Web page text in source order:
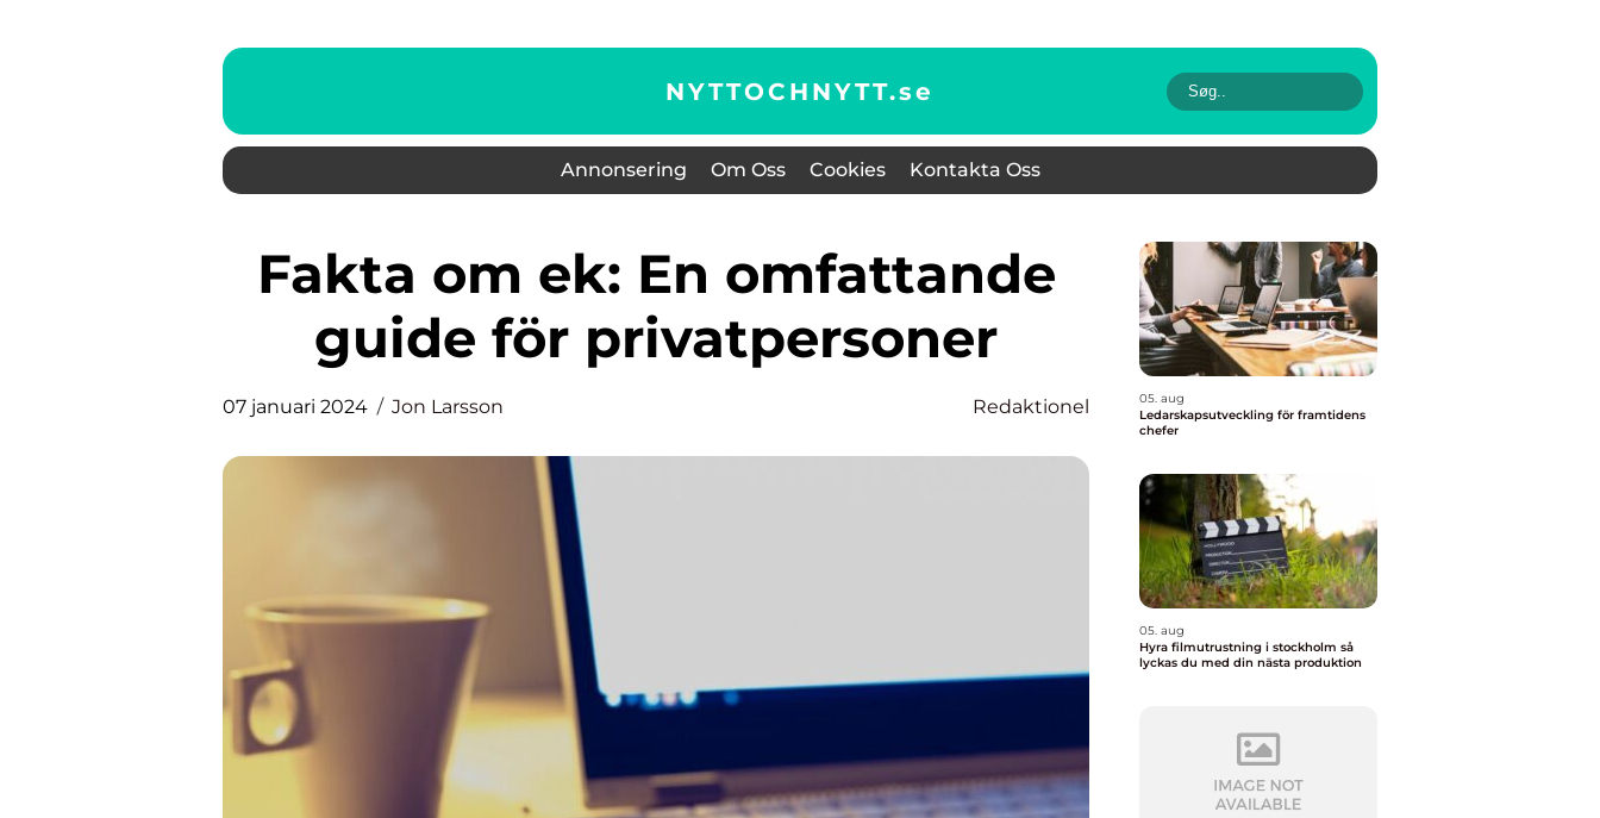
NYTTOCHNYTT.se
Annonsering Om Oss Cookies Kontakta Oss
Fakta om ek: En omfattande
guide för privatpersoner
07 januari 2024 Jon Larsson Redaktionel
05. aug
Ledarskapsutveckling för framtidens
chefer
05. aug
Hyra filmutrustning i stockholm så
lyckas du med din nästa produktion